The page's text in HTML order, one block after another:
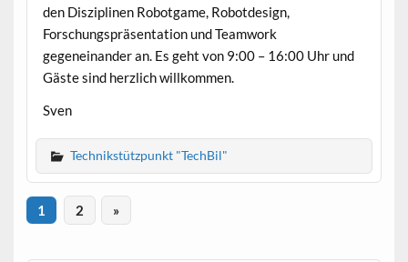
den Disziplinen Robotgame, Robotdesign,
Forschungspräsentation und Teamwork
gegeneinander an. Es geht von 9:00 – 16:00 Uhr und
Gäste sind herzlich willkommen.
Sven
Technikstützpunkt "TechBil"
1 2 »